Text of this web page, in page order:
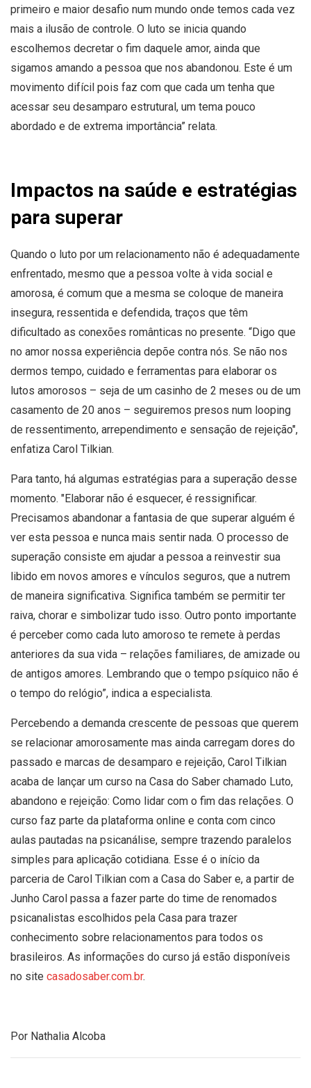
primeiro e maior desafio num mundo onde temos cada vez
mais a ilusão de controle. O luto se inicia quando
escolhemos decretar o fim daquele amor, ainda que
sigamos amando a pessoa que nos abandonou. Este é um
movimento difícil pois faz com que cada um tenha que
acessar seu desamparo estrutural, um tema pouco
abordado e de extrema importância” relata.
Impactos na saúde e estratégias
para superar
Quando o luto por um relacionamento não é adequadamente
enfrentado, mesmo que a pessoa volte à vida social e
amorosa, é comum que a mesma se coloque de maneira
insegura, ressentida e defendida, traços que têm
dificultado as conexões românticas no presente. “Digo que
no amor nossa experiência depõe contra nós. Se não nos
dermos tempo, cuidado e ferramentas para elaborar os
lutos amorosos – seja de um casinho de 2 meses ou de um
casamento de 20 anos – seguiremos presos num looping
de ressentimento, arrependimento e sensação de rejeição",
enfatiza Carol Tilkian.
Para tanto, há algumas estratégias para a superação desse
momento. "Elaborar não é esquecer, é ressignificar.
Precisamos abandonar a fantasia de que superar alguém é
ver esta pessoa e nunca mais sentir nada. O processo de
superação consiste em ajudar a pessoa a reinvestir sua
libido em novos amores e vínculos seguros, que a nutrem
de maneira significativa. Significa também se permitir ter
raiva, chorar e simbolizar tudo isso. Outro ponto importante
é perceber como cada luto amoroso te remete à perdas
anteriores da sua vida – relações familiares, de amizade ou
de antigos amores. Lembrando que o tempo psíquico não é
o tempo do relógio”, indica a especialista.
Percebendo a demanda crescente de pessoas que querem
se relacionar amorosamente mas ainda carregam dores do
passado e marcas de desamparo e rejeição, Carol Tilkian
acaba de lançar um curso na Casa do Saber chamado Luto,
abandono e rejeição: Como lidar com o fim das relações. O
curso faz parte da plataforma online e conta com cinco
aulas pautadas na psicanálise, sempre trazendo paralelos
simples para aplicação cotidiana. Esse é o início da
parceria de Carol Tilkian com a Casa do Saber e, a partir de
Junho Carol passa a fazer parte do time de renomados
psicanalistas escolhidos pela Casa para trazer
conhecimento sobre relacionamentos para todos os
brasileiros. As informações do curso já estão disponíveis
no site casadosaber.com.br.
Por Nathalia Alcoba